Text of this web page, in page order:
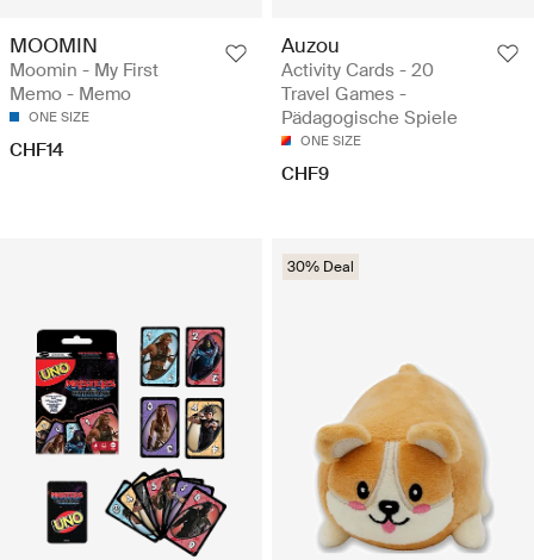
MOOMIN
Moomin - My First
Memo - Memo
ONE SIZE
CHF14
Auzou
Activity Cards - 20
Travel Games -
Pädagogische Spiele
ONE SIZE
CHF9
30% Deal